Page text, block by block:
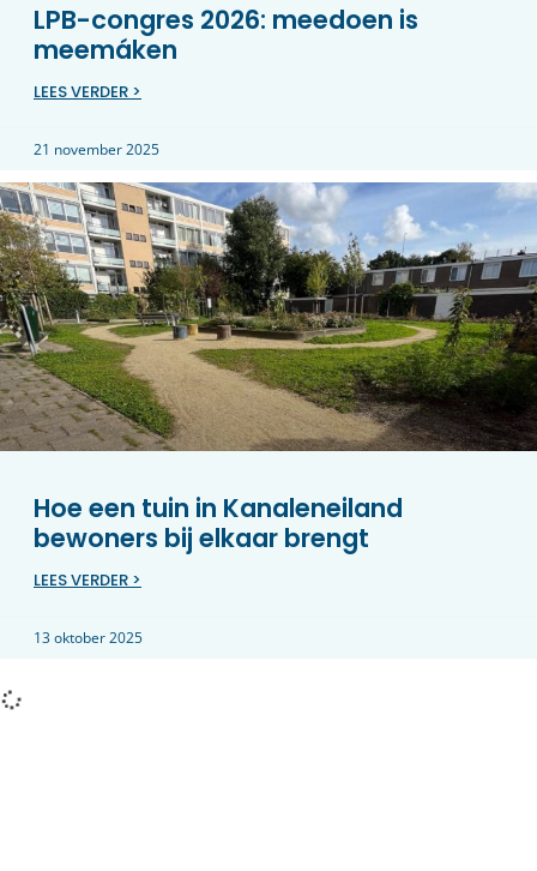
LPB-congres 2026: meedoen is
meemáken
LEES VERDER >
21 november 2025
Hoe een tuin in Kanaleneiland
bewoners bij elkaar brengt
LEES VERDER >
13 oktober 2025